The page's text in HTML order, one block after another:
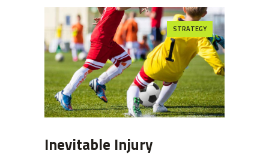
STRATEGY
Inevitable Injury